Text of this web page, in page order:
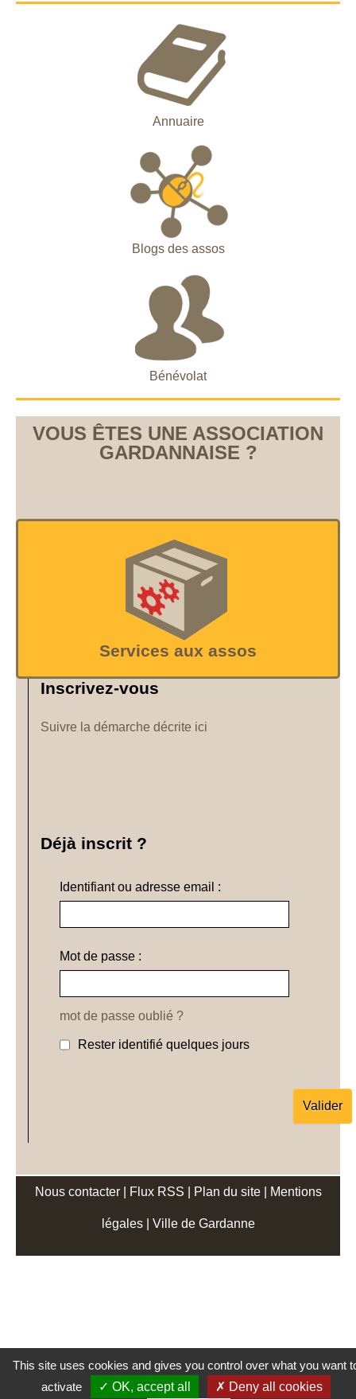
Annuaire
Blogs des assos
Bénévolat
VOUS ÊTES UNE ASSOCIATION
GARDANNAISE ?
Services aux assos
Inscrivez-vous
Suivre la démarche décrite ici
Déjà inscrit ?
Identifiant ou adresse email :
Mot de passe :
mot de passe oublié ?
Rester identifié quelques jours
Nous contacter Flux RSS Plan du site Mentions
légales Ville de Gardanne
This site uses cookies and gives you control over what you want
activate
OK, accept all Deny all cookies